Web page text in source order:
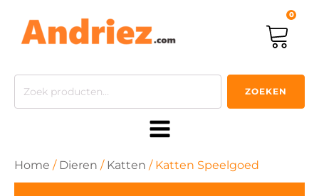
0
Zoeken
ZOEKEN
Home / Dieren / Katten / Katten Speelgoed